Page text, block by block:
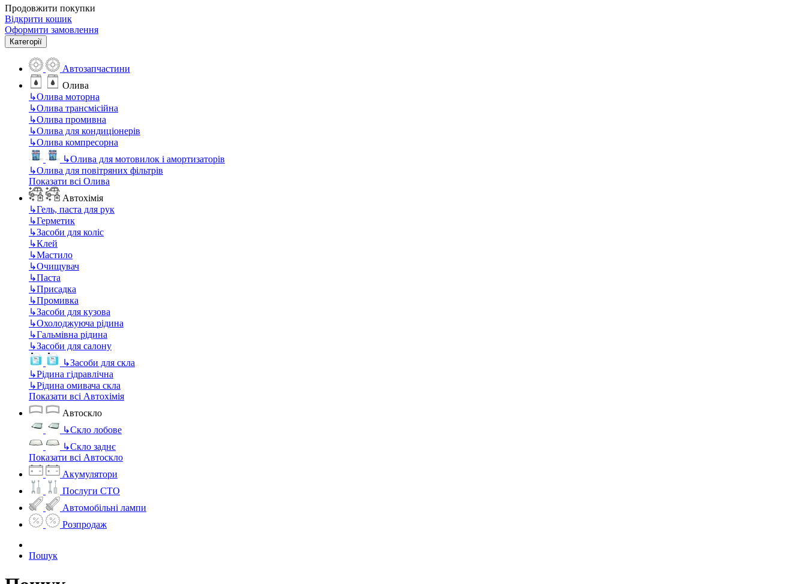
Продовжити покупки
Відкрити кошик
Оформити замовлення
Категорії
Автозапчастини
Олива
↳Олива моторна
↳Олива трансмісійна
↳Олива промивна
↳Олива для кондиціонерів
↳Олива компресорна
↳Олива для мотовилок і амортизаторів
↳Олива для повітряних фільтрів
Показати всі Олива
Автохімія
↳Гель, паста для рук
↳Герметик
↳Засоби для коліс
↳Клей
↳Мастило
↳Очищувач
↳Паста
↳Присадка
↳Промивка
↳Засоби для кузова
↳Охолоджуюча рідина
↳Гальмівна рідина
↳Засоби для салону
↳Засоби для скла
↳Рідина гідравлічна
↳Рідина омивача скла
Показати всі Автохімія
Автоскло
↳Скло лобове
↳Скло заднє
Показати всі Автоскло
Акумулятори
Послуги СТО
Автомобільні лампи
Розпродаж
Пошук